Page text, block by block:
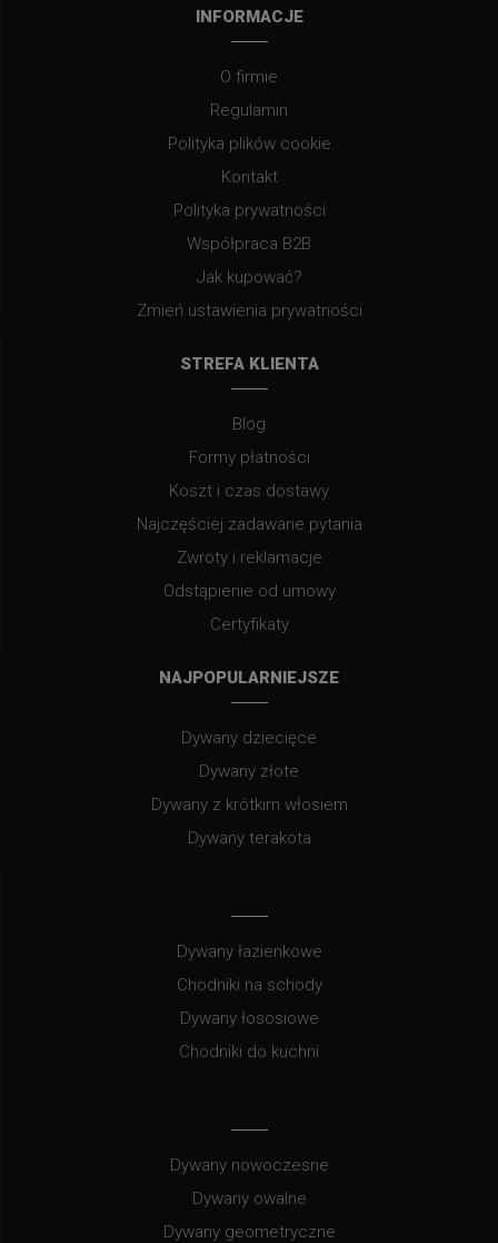
INFORMACJE
O firmie
Regulamin
Polityka plików cookie
Kontakt
Polityka prywatności
Współpraca B2B
Jak kupować?
Zmień ustawienia prywatności
STREFA KLIENTA
Blog
Formy płatności
Koszt i czas dostawy
Najczęściej zadawane pytania
Zwroty i reklamacje
Odstąpienie od umowy
Certyfikaty
NAJPOPULARNIEJSZE
Dywany dziecięce
Dywany złote
Dywany z krótkim włosiem
Dywany terakota
Dywany łazienkowe
Chodniki na schody
Dywany łososiowe
Chodniki do kuchni
Dywany nowoczesne
Dywany owalne
Dywany geometryczne